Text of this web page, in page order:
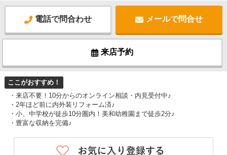
電話で問合わせ メールで問合せ
来店予約
ここがおすすめ！
・来店不要！10分からのオンライン相談・内見受付中♪
・2年ほど前に内外装リフォーム済♪
・小、中学校が徒歩10分圏内！美和幼稚園まで徒歩2分♪
・豊富な収納を完備♪